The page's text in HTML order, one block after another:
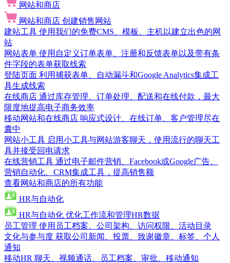
网站和商店
网站和商店 创建销售网站
建站工具 使用我们的免费CMS、模板、主机以建立出色的网
站
网站表单 使用自定义订单表单、注册和反馈表单以及带有条
件字段的表单获取线索
登陆页面 利用捕获表单、自动漏斗和Google Analytics集成工
具生成线索
在线商店 通过库存管理、订单处理、配送和在线付款，最大
限度地提高电子商务效率
移动网站和在线商店 响应式设计、在线订单、客户管理尽在
囊中
网站小工具 启用小工具与网站游客聊天，使用流行的聊天工
具并接受回电请求
在线营销工具 通过电子邮件营销、Facebook或Google广告、
营销自动化、CRM集成工具，提高销售额
查看网站和商店的所有功能
HR与自动化
HR与自动化 优化工作流和管理HR数据
员工管理 使用员工档案、公司架构、访问权限、活动目录
文化与参与度 获取公司新闻、投票、致谢徽章、标签、个人
通知
移动HR 聊天、视频通话、员工档案、审批、移动通知